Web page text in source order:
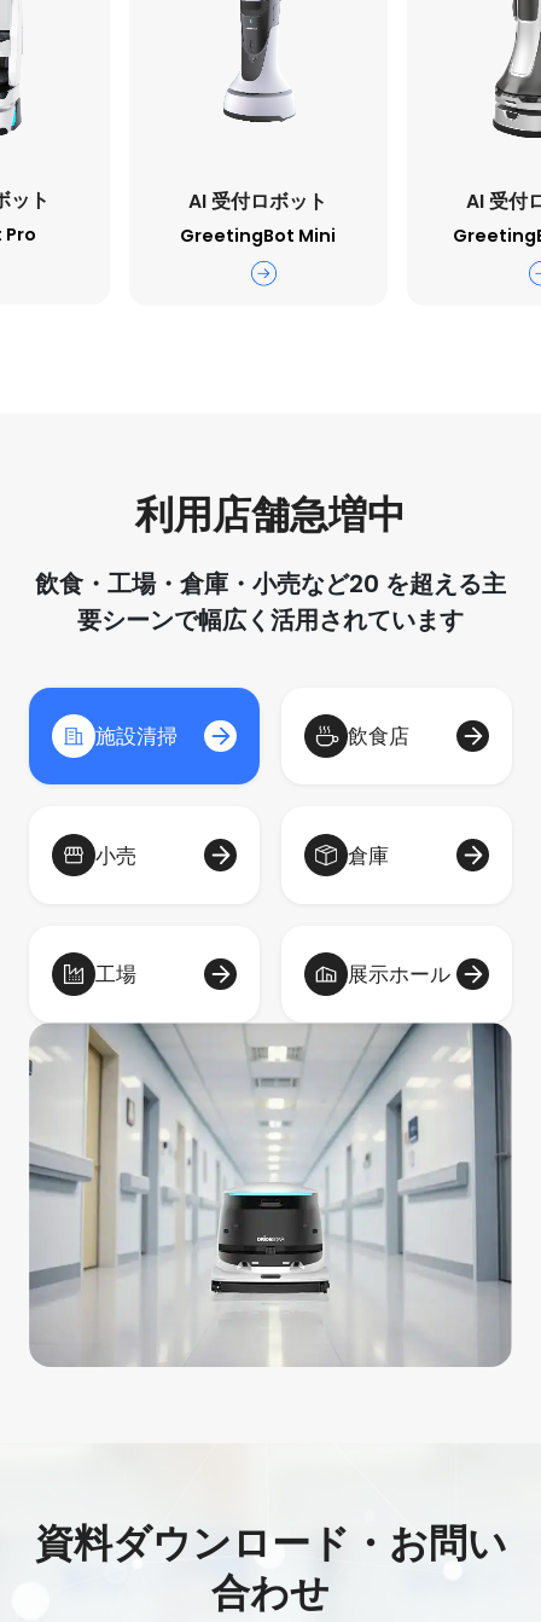
ット
Pro
AI 受付ロボット
GreetingBot Mini
AI 受付
利用店舗急増中
飲食・工場・倉庫・小売など20 を超える主
要シーンで幅広く活用されています
施設清掃 飲食店
小売 倉庫
工場 展示ホール
資料ダウンロード・お問い
合わせ